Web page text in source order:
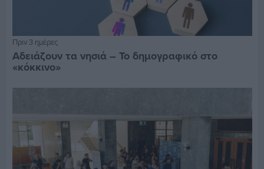
Πριν 3 ημέρες
Αδειάζουν τα νησιά – Το δημογραφικό στο
«κόκκινο»